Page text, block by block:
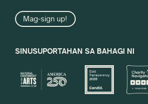
Mag-sign up!
SINUSUPORTAHAN SA BAHAGI NI